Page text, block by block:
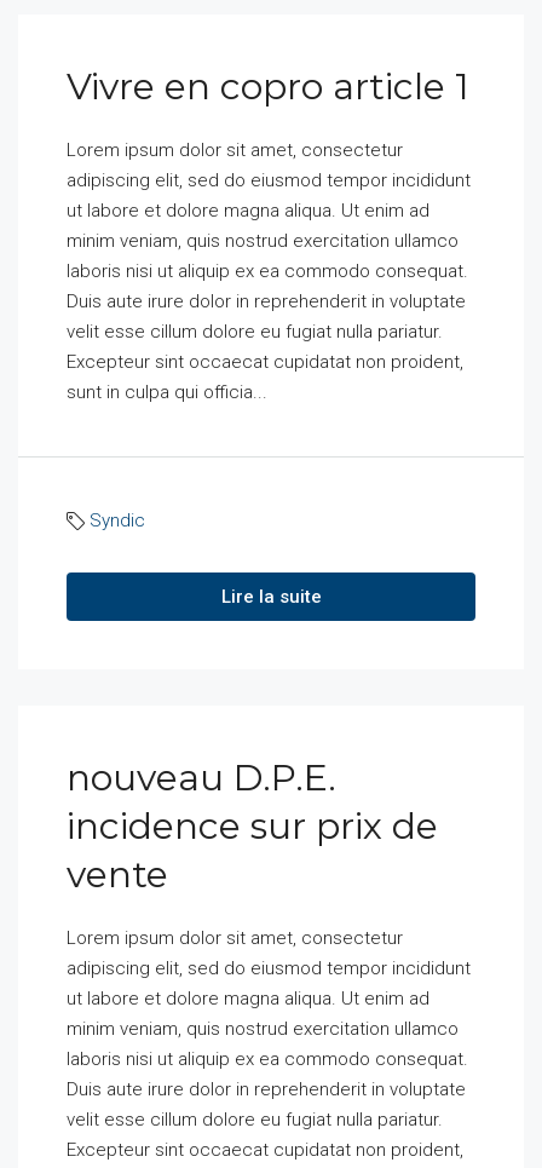
Vivre en copro article 1
Lorem ipsum dolor sit amet, consectetur
adipiscing elit, sed do eiusmod tempor incididunt
ut labore et dolore magna aliqua. Ut enim ad
minim veniam, quis nostrud exercitation ullamco
laboris nisi ut aliquip ex ea commodo consequat.
Duis aute irure dolor in reprehenderit in voluptate
velit esse cillum dolore eu fugiat nulla pariatur.
Excepteur sint occaecat cupidatat non proident,
sunt in culpa qui officia...
Syndic
Lire la suite
nouveau D.P.E.
incidence sur prix de
vente
Lorem ipsum dolor sit amet, consectetur
adipiscing elit, sed do eiusmod tempor incididunt
ut labore et dolore magna aliqua. Ut enim ad
minim veniam, quis nostrud exercitation ullamco
laboris nisi ut aliquip ex ea commodo consequat.
Duis aute irure dolor in reprehenderit in voluptate
velit esse cillum dolore eu fugiat nulla pariatur.
Excepteur sint occaecat cupidatat non proident,